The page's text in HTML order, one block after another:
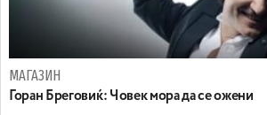
МАГАЗИН
Горан Бреговиќ: Човек мора да се ожени